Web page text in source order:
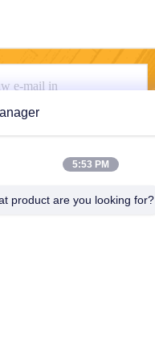
5:53 PM
product are you looking for?